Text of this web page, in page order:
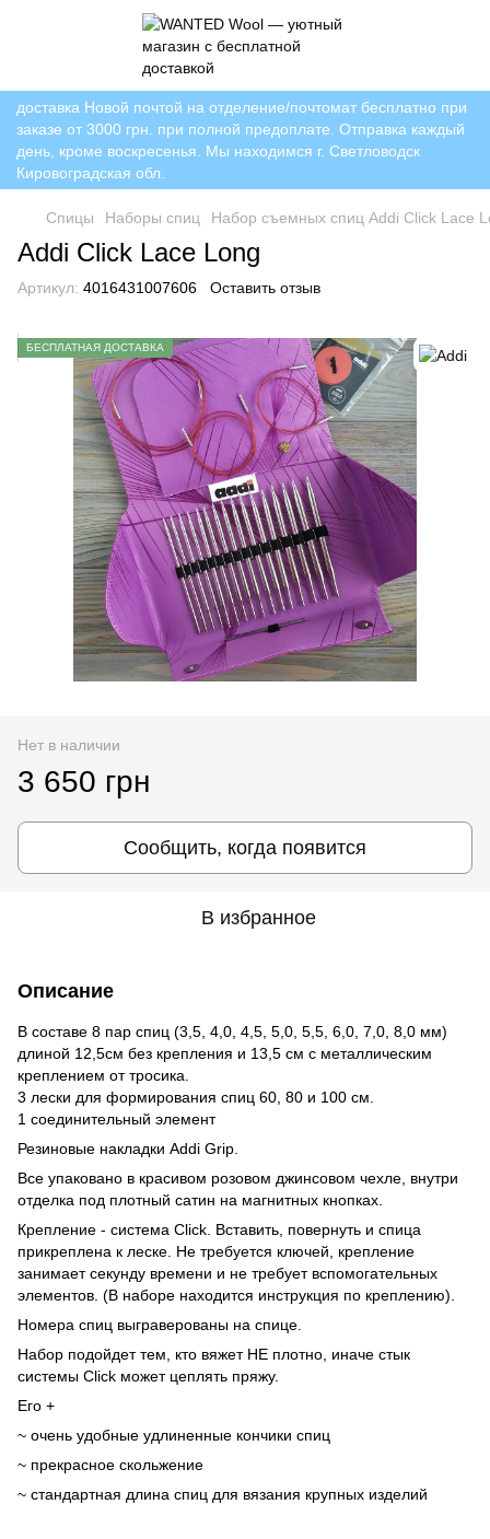
доставка Новой почтой на отделение/почтомат бесплатно при
заказе от 3000 грн. при полной предоплате. Отправка каждый
день, кроме воскресенья. Мы находимся г. Светловодск
Кировоградская обл.
Спицы Наборы спиц Набор съемных спиц Addi Click Lace
Addi Click Lace Long
Артикул: 4016431007606 Оставить отзыв
БЕСПЛАТНАЯ ДОСТАВКА
Нет в наличии
3 650 грн
Сообщить, когда появится
В избранное
Описание
В составе 8 пар спиц (3,5, 4,0, 4,5, 5,0, 5,5, 6,0, 7,0, 8,0 мм)
длиной 12,5см без крепления и 13,5 см с металлическим
креплением от тросика.
3 лески для формирования спиц 60, 80 и 100 см.
1 соединительный элемент
Резиновые накладки Addi Grip.
Все упаковано в красивом розовом джинсовом чехле, внутри
отделка под плотный сатин на магнитных кнопках.
Крепление - система Click. Вставить, повернуть и спица
прикреплена к леске. Не требуется ключей, крепление
занимает секунду времени и не требует вспомогательных
элементов. (В наборе находится инструкция по креплению).
Номера спиц выграверованы на спице.
Набор подойдет тем, кто вяжет НЕ плотно, иначе стык
системы Click может цеплять пряжу.
Его +
~ очень удобные удлиненные кончики спиц
~ прекрасное скольжение
~ стандартная длина спиц для вязания крупных изделий